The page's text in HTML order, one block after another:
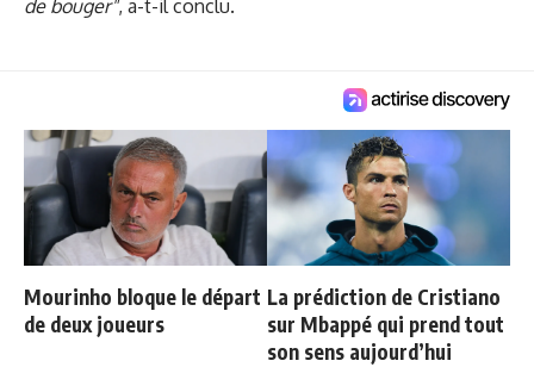
de bouger", a-t-il conclu.
Mourinho bloque le départ
de deux joueurs
La prédiction de Cristiano
sur Mbappé qui prend tout
son sens aujourd’hui